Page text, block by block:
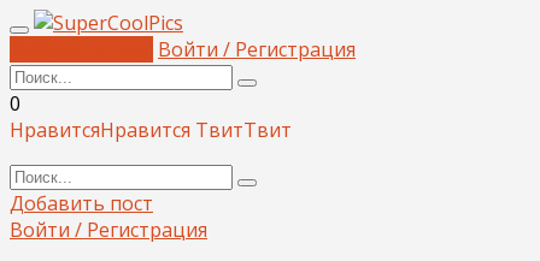
Войти / Регистрация
0
НравитсяНравится ТвитТвит
Добавить пост
Войти / Регистрация